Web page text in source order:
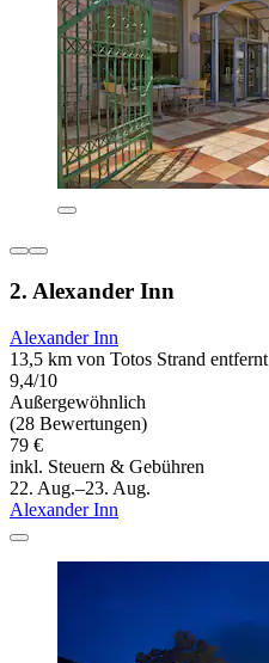
2. Alexander Inn
Alexander Inn
13,5 km von Totos Strand entfernt
9,4/10
Außergewöhnlich
(28 Bewertungen)
79 €
inkl. Steuern & Gebühren
22. Aug.–23. Aug.
Alexander Inn